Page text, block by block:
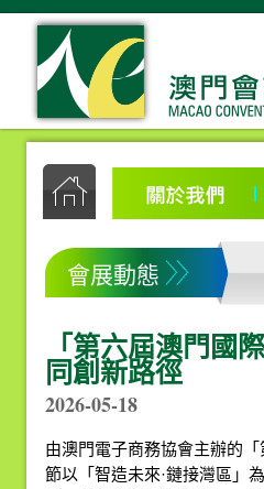
會展動態
「第六屆澳門國
同創新路徑
2026-05-18
由澳門電子商務協會主辦的
節以「智造未來·鏈接灣區」